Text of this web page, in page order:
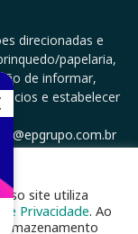
direcionadas e
papelaria,
de informar,
e estabelecer
site utiliza
de Privacidade. Ao